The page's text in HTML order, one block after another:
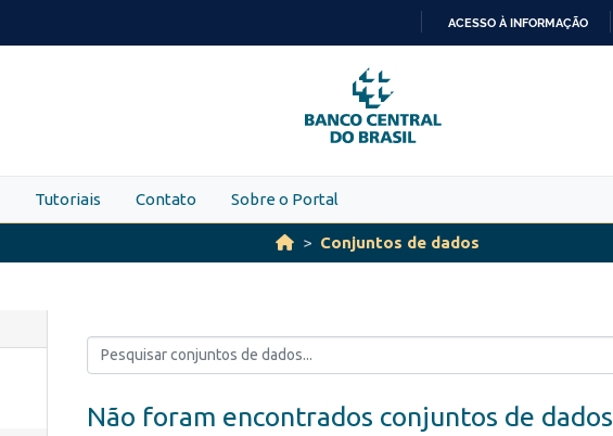
PARA
O
CONTEÚDO
ACESSO À INFORMAÇÃO
Tutoriais Contato Sobre o Portal
Conjuntos de dados
Não foram encontrados conjuntos de dados